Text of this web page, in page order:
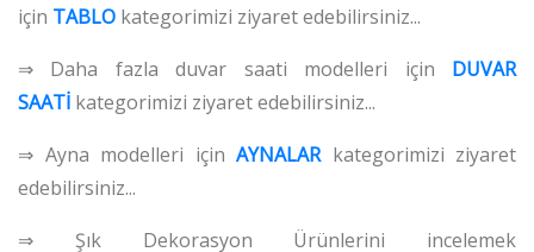
için TABLO kategorimizi ziyaret edebilirsiniz...
⇒ Daha fazla duvar saati modelleri için DUVAR
SAATİ kategorimizi ziyaret edebilirsiniz...
⇒ Ayna modelleri için AYNALARkategorimizi ziyaret
edebilirsiniz...
⇒ Şık Dekorasyon Ürünlerini incelemek